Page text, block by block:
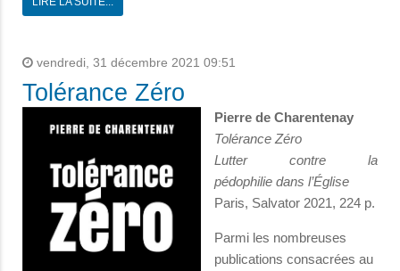
vendredi, 31 décembre 2021 09:51
Tolérance Zéro
Pierre de Charentenay
Tolérance Zéro
Lutter contre la
pédophilie dans l’Église
Paris, Salvator 2021, 224 p.
Parmi les nombreuses
publications consacrées au